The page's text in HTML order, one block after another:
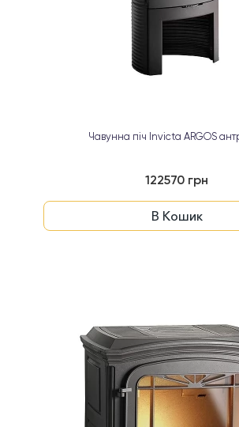
Чавунна піч Invicta ARGOS
122570 грн
В Кошик